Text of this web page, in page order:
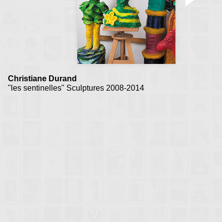
Christiane Durand
"les sentinelles" Sculptures 2008-2014